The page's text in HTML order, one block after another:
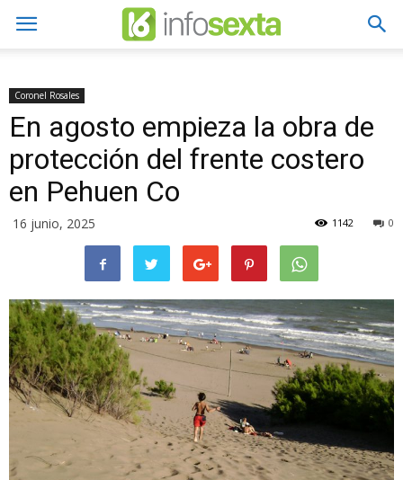
Coronel Rosales
En agosto empieza la obra de
protección del frente costero
en Pehuen Co
16 junio, 2025 0
1142